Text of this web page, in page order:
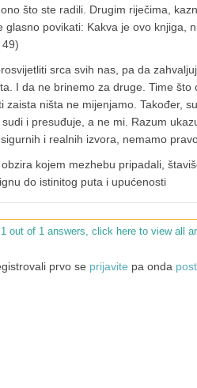
što ste radili. Drugim riječima,
glasno povikati: Kakva je ovo knjiga,
srca svih nas, pa da
I da ne brinemo za druge. Time što
zaista ništa ne mijenjamo. Također,
i presuđuje, a ne mi. Razum
i realnih izvora, nemamo
kojem mezhebu pripadali,
do istinitog puta i upućenosti
out of 1 answers, click here to view all
prvo se prijavite pa onda